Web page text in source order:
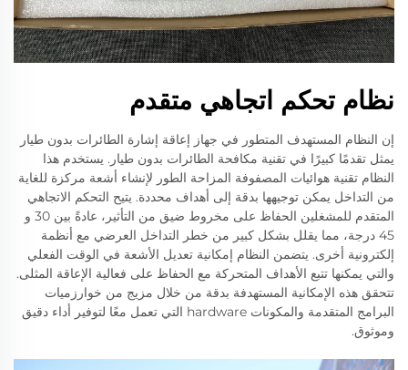
نظام تحكم اتجاهي متقدم
إن النظام المستهدف المتطور في جهاز إعاقة إشارة الطائرات بدون طيار
يمثل تقدمًا كبيرًا في تقنية مكافحة الطائرات بدون طيار. يستخدم هذا
النظام تقنية هوائيات المصفوفة المزاحة الطور لإنشاء أشعة مركزة للغاية
من التداخل يمكن توجيهها بدقة إلى أهداف محددة. يتيح التحكم الاتجاهي
المتقدم للمشغلين الحفاظ على مخروط ضيق من التأثير، عادةً بين 30 و
45 درجة، مما يقلل بشكل كبير من خطر التداخل العرضي مع أنظمة
إلكترونية أخرى. يتضمن النظام إمكانية تعديل الأشعة في الوقت الفعلي
والتي يمكنها تتبع الأهداف المتحركة مع الحفاظ على فعالية الإعاقة المثلى.
تتحقق هذه الإمكانية المستهدفة بدقة من خلال مزيج من خوارزميات
البرامج المتقدمة والمكونات hardware التي تعمل معًا لتوفير أداء دقيق
وموثوق.